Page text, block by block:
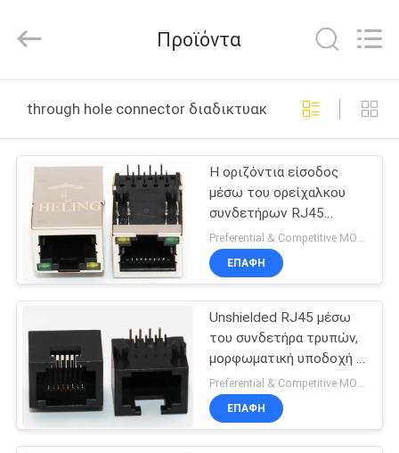
ΠΡΟΪΌΝΤΑ
ΠΕΡΊΠΟΥ
ΕΜΕΊΣ
ΓΎΡΟΣ
ΕΡΓΟΣΤΑΣΊΩΝ
ΠΟΙΟΤΙΚΌΣ
ΈΛΕΓΧΟΣ
Rights
by
Προϊόντα
through hole connector διαδικτυακή κατασκευή
Η οριζόντια είσοδος
μέσω του ορείχαλκου
συνδετήρων RJ45
τρυπών προστάτευσε
τις πράσινες/κίτρινες
οδηγήσεις
Preferential & Competitive MOQ:3000
ΕΠΑΦΉ
Unshielded RJ45 μέσω
του συνδετήρα τρυπών,
μορφωματική υποδοχή Ρ
PCB RJ45/Α
ΕΠΑΦΉ